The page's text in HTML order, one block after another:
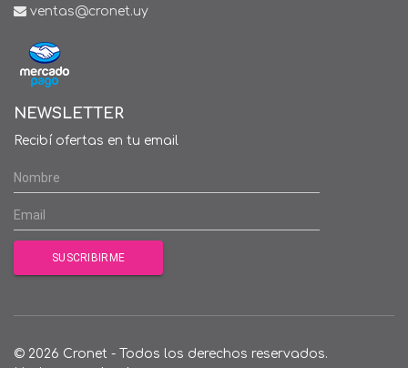
ventas@cronet.uy
NEWSLETTER
Recibí ofertas en tu email
© 2026 Cronet - Todos los derechos reservados.